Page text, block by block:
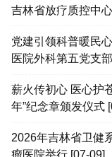
吉林省放疗质控中
党建引领科普暖民
医院外科第五党支
薪火传初心 医心护苍生｜吉林省肿瘤医院举行“光荣在党50
年”纪念章颁发仪式
2026年吉林省卫健